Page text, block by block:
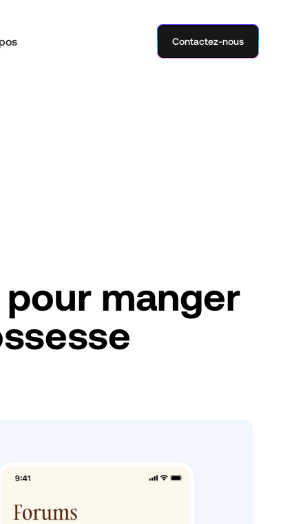
Contactez-nous
manger